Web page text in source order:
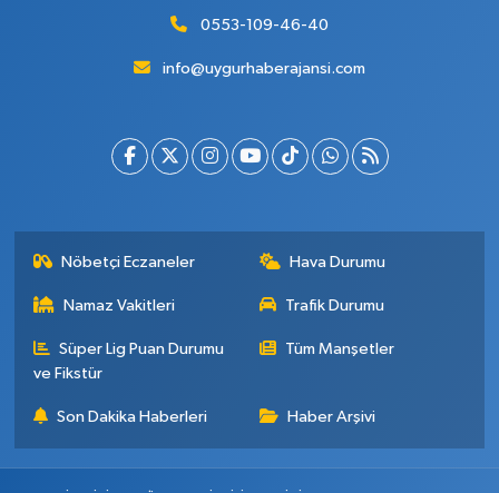
0553-109-46-40
info@uygurhaberajansi.com
Nöbetçi Eczaneler Hava Durumu
Namaz Vakitleri Trafik Durumu
Süper Lig Puan Durumu
ve Fikstür
Tüm Manşetler
Son Dakika Haberleri Haber Arşivi